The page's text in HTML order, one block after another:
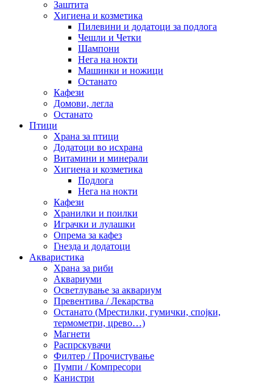
Заштита
Хигиена и козметика
Пилевини и додатоци за подлога
Чешли и Четки
Шампони
Нега на нокти
Машинки и ножици
Останато
Кафези
Домови, легла
Останато
Птици
Храна за птици
Додатоци во исхрана
Витамини и минерали
Хигиена и козметика
Подлога
Нега на нокти
Кафези
Хранилки и поилки
Играчки и лулашки
Опрема за кафез
Гнезда и додатоци
Акваристика
Храна за риби
Аквариуми
Осветлување за аквариум
Превентива / Лекарства
Останато (Мрестилки, гумички, спојки,
термометри, црево…)
Магнети
Распрскувачи
Филтер / Прочистување
Пумпи / Компресори
Канистри